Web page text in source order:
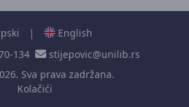
|
English
134
stijepovic@unilib.rs
Sva prava zadržana.
Kolačići